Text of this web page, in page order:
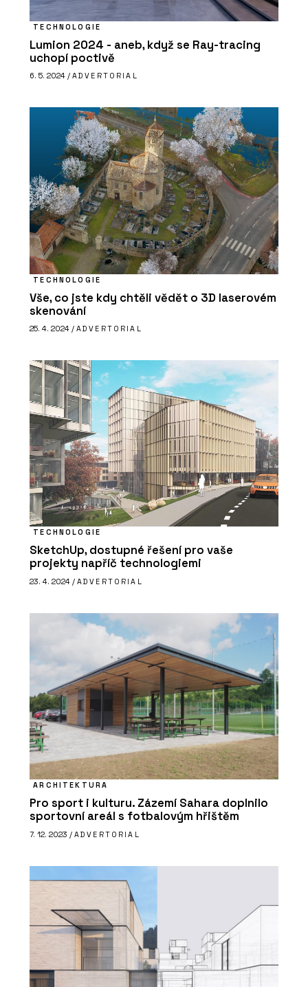
O FIRMĚ
SLUŽBY
Speciální projekty – mostky,
kontejnery, bateriová úložiště -
Chytré základy
SLUŽBY
Veřejné stavby - Chytré základy
Městský mobiliář - Chytré základy
TECHNOLOGIE
Lumion 2024 - aneb, když se Ray-tracing
uchopí poctivě
6. 5. 2024 / ADVERTORIAL
TECHNOLOGIE
Vše, co jste kdy chtěli vědět o 3D laserovém
skenování
25. 4. 2024 / ADVERTORIAL
TECHNOLOGIE
SketchUp, dostupné řešení pro vaše
projekty napříč technologiemi
23. 4. 2024 / ADVERTORIAL
ARCHITEKTURA
Pro sport i kulturu. Zázemí Sahara doplnilo
sportovní areál s fotbalovým hřištěm
7. 12. 2023 / ADVERTORIAL